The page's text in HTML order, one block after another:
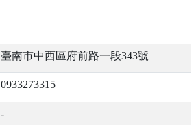
臺南市中西區府前路一段343號
0933273315
-